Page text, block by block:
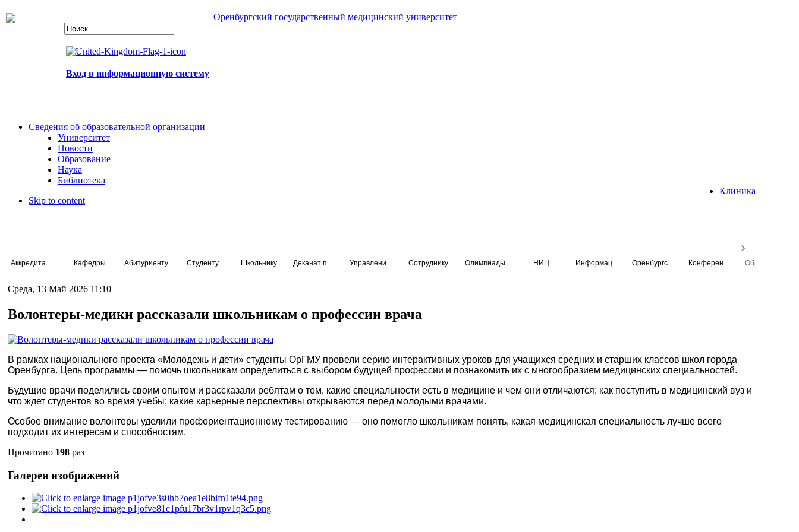
Оренбургский государственный медицинский университет
Вход в информационную систему
Сведения об образовательной организации
Университет
Новости
Образование
Наука
Библиотека
Клиника
Skip to content
Кафедры Абитуриенту Студенту Школьнику Сотруднику Олимпиады НИЦ
Среда, 13 Май 2026 11:10
Волонтеры‑медики рассказали школьникам о профессии врача
В рамках национального проекта «Молодежь и дети» студенты ОрГМУ провели серию интерактивных уроков для учащихся средних и старших классов школ города
Оренбурга. Цель программы — помочь школьникам определиться с выбором будущей профессии и познакомить их с многообразием медицинских специальностей.
Будущие врачи поделились своим опытом и рассказали ребятам о том, какие специальности есть в медицине и чем они отличаются; как поступить в медицинский вуз и
что ждет студентов во время учебы; какие карьерные перспективы открываются перед молодыми врачами.
Особое внимание волонтеры уделили профориентационному тестированию — оно помогло школьникам понять, какая медицинская специальность лучше всего
подходит их интересам и способностям.
Прочитано 198 раз
Галерея изображений